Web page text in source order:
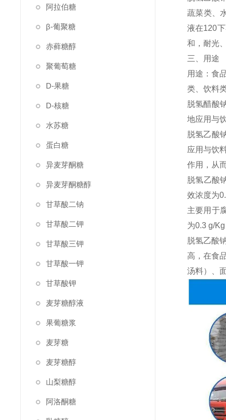
阿拉伯糖
β-葡聚糖
赤藓糖醇
聚葡萄糖
D-果糖
D-核糖
水苏糖
蛋白糖
异麦芽酮糖
异麦芽酮糖醇
甘草酸二钠
甘草酸二钾
甘草酸三钾
甘草酸一钾
甘草酸钾
麦芽糖醇液
果葡糖浆
麦芽糖
麦芽糖醇
山梨糖醇
阿洛酮糖
蔬菜类、
液在120
和，耐光
三、用途
用途：食
类、饮料
脱氢醋酸
地应用与
脱氢乙酸
应用与饮
作用，从
脱氢乙酸
效浓度为
主要用于
为0.3 g/
脱氢乙酸
高，在食
汤料）、